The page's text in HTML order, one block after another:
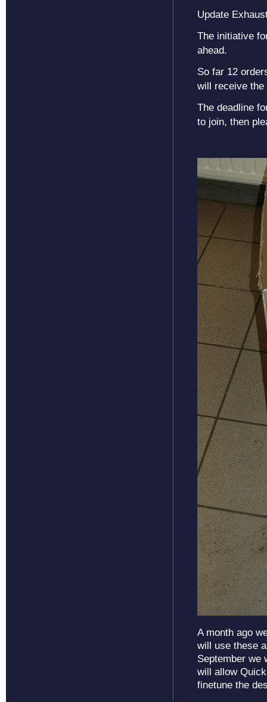
Update
The initiative
ahead.
So far 12
will receive
The deadline
to join, then
A month ago
will use these
September we
will allow
finetune the